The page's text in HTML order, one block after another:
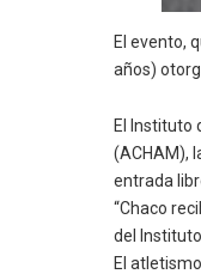
El evento,
años)
El Instituto
(ACHAM),
entrada
“Chaco
del
El